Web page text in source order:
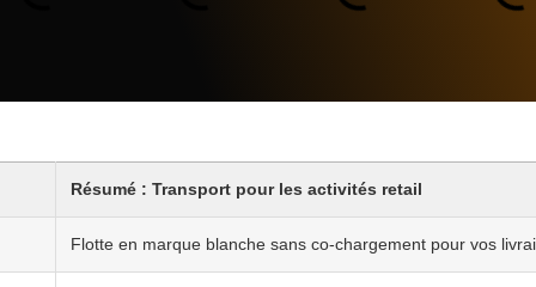
Résumé : Transport pour les activités retail
Flotte en marque blanche sans co-chargement pour vos